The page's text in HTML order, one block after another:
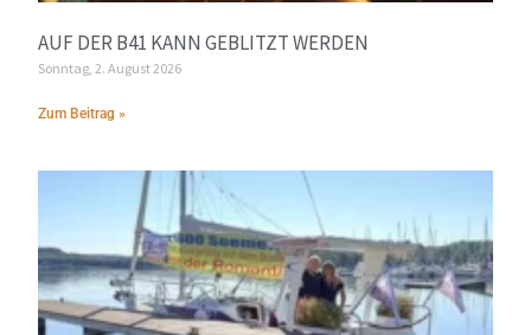
AUF DER B41 KANN GEBLITZT WERDEN
Sonntag, 2. August 2026
Zum Beitrag »